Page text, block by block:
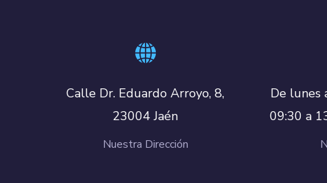
Calle Dr. Eduardo Arroyo, 8,
23004 Jaén
Nuestra Dirección
De lunes
09:30 a